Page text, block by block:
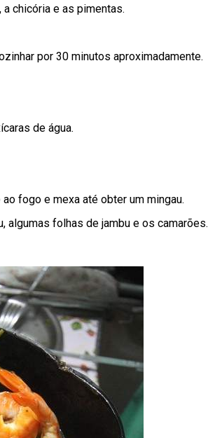
chicória e as pimentas.
por 30 minutos aproximadamente.
de água.
fogo e mexa até obter um mingau.
algumas folhas de jambu e os camarões.